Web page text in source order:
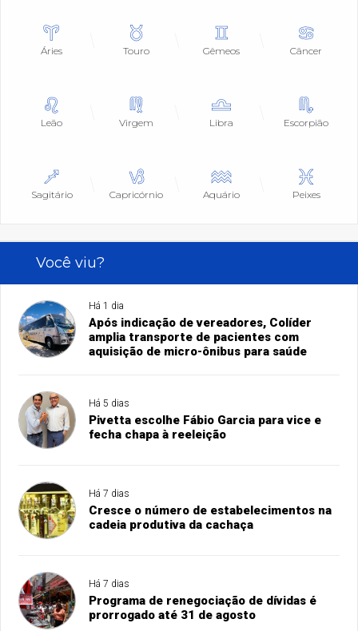
Áries Touro Gêmeos Câncer
Leão Virgem Libra Escorpião
Sagitário Capricórnio Aquário Peixes
Você viu?
Há 1 dia
Após indicação de vereadores, Colíder
amplia transporte de pacientes com
aquisição de micro-ônibus para saúde
Há 5 dias
Pivetta escolhe Fábio Garcia para vice e
fecha chapa à reeleição
Há 7 dias
Cresce o número de estabelecimentos na
cadeia produtiva da cachaça
Há 7 dias
Programa de renegociação de dívidas é
prorrogado até 31 de agosto